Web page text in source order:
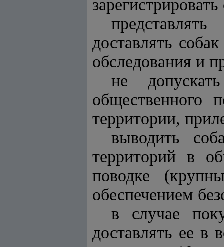
доставлять
обследования и
не
общественного
территории,
выводить
территорий в
поводке
обеспечением
в случае
доставлять ее в